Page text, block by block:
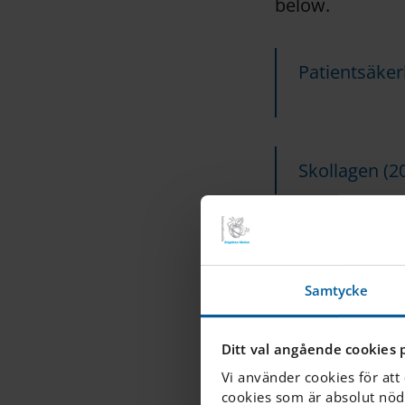
Samtycke
Ditt val angående cookies
Vi använder cookies för
cookies som är absolut
Skollagen
IES